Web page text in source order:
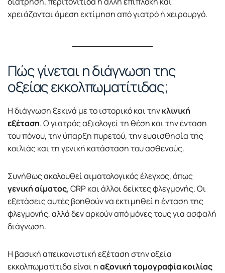
χρειάζονται άμεση εκτίμηση από γιατρό ή χειρουργό.
Πώς γίνεται η διάγνωση της
οξείας εκκολπωματίτιδας;
Η διάγνωση ξεκινά με το ιστορικό και τηνκλινική
εξέταση. Ο γιατρός αξιολογεί τη θέση και την ένταση
του πόνου, την ύπαρξη πυρετού, την ευαισθησία της
κοιλιάς και τη γενική κατάσταση του ασθενούς.
Συνήθως ακολουθεί αιματολογικός έλεγχος, όπως
γενική αίματος, CRP και άλλοι δείκτες φλεγμονής. Οι
εξετάσεις αυτές βοηθούν να εκτιμηθεί η ένταση της
φλεγμονής, αλλά δεν αρκούν από μόνες τους για ασφαλή
διάγνωση.
Η βασική απεικονιστική εξέταση στην οξεία
εκκολπωματίτιδα είναι ηαξονική τομογραφία κοιλίας